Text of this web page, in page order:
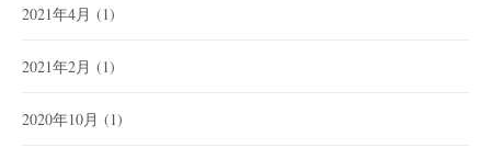
2021年4月 (1)
2021年2月 (1)
2020年10月 (1)